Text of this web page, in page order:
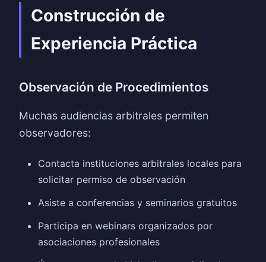
Construcción de
Experiencia Práctica
Observación de Procedimientos
Muchas audiencias arbitrales permiten
observadores:
Contacta instituciones arbitrales locales para
solicitar permiso de observación
Asiste a conferencias y seminarios gratuitos
Participa en webinars organizados por
asociaciones profesionales